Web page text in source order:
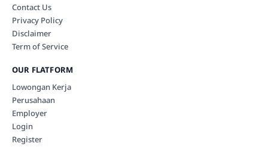
Contact Us
Privacy Policy
Disclaimer
Term of Service
OUR FLATFORM
Lowongan Kerja
Perusahaan
Employer
Login
Register